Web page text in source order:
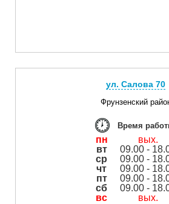
ул. Салова 70
Фрунзенский
Время
пн
вых.
вт
09.00 -
ср
09.00 -
чт
09.00 -
пт
09.00 -
сб
09.00 -
вс
вых.